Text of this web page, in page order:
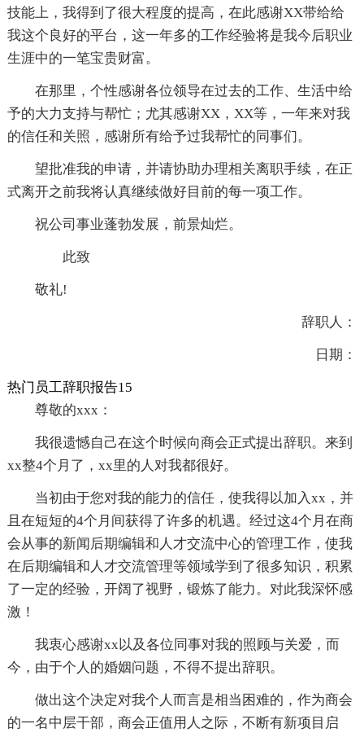
技能上，我得到了很大程度的提高，在此感谢XX带给给
我这个良好的平台，这一年多的工作经验将是我今后职业
生涯中的一笔宝贵财富。
在那里，个性感谢各位领导在过去的工作、生活中给
予的大力支持与帮忙；尤其感谢XX，XX等，一年来对我
的信任和关照，感谢所有给予过我帮忙的同事们。
望批准我的申请，并请协助办理相关离职手续，在正
式离开之前我将认真继续做好目前的每一项工作。
祝公司事业蓬勃发展，前景灿烂。
此致
敬礼!
辞职人：
日期：
热门员工辞职报告15
尊敬的xxx：
我很遗憾自己在这个时候向商会正式提出辞职。来到
xx整4个月了，xx里的人对我都很好。
当初由于您对我的能力的信任，使我得以加入xx，并
且在短短的4个月间获得了许多的机遇。经过这4个月在商
会从事的新闻后期编辑和人才交流中心的管理工作，使我
在后期编辑和人才交流管理等领域学到了很多知识，积累
了一定的经验，开阔了视野，锻炼了能力。对此我深怀感
激！
我衷心感谢xx以及各位同事对我的照顾与关爱，而
今，由于个人的婚姻问题，不得不提出辞职。
做出这个决定对我个人而言是相当困难的，作为商会
的一名中层干部，商会正值用人之际，不断有新项目启